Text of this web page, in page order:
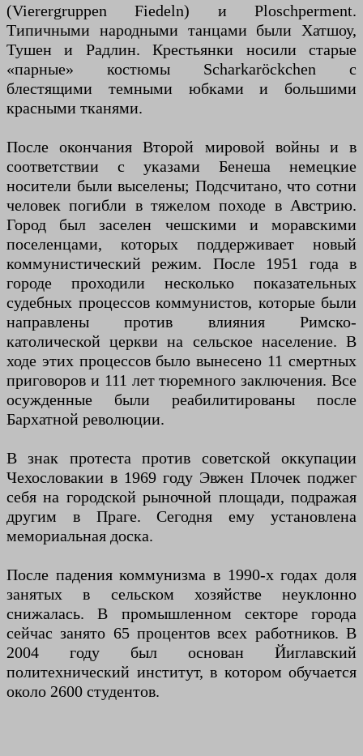
(Vierergruppen Fiedeln) и Ploschperment.
Типичными народными танцами были Хатшоу,
Тушен и Радлин. Крестьянки носили старые
«парные» костюмы Scharkaröckchen с
блестящими темными юбками и большими
красными тканями.
После окончания Второй мировой войны и в
соответствии с указами Бенеша немецкие
носители были выселены; Подсчитано, что сотни
человек погибли в тяжелом походе в Австрию.
Город был заселен чешскими и моравскими
поселенцами, которых поддерживает новый
коммунистический режим. После 1951 года в
городе проходили несколько показательных
судебных процессов коммунистов, которые были
направлены против влияния Римско-
католической церкви на сельское население. В
ходе этих процессов было вынесено 11 смертных
приговоров и 111 лет тюремного заключения. Все
осужденные были реабилитированы после
Бархатной революции.
В знак протеста против советской оккупации
Чехословакии в 1969 году Эвжен Плочек поджег
себя на городской рыночной площади, подражая
другим в Праге. Сегодня ему установлена ​​
мемориальная доска.
После падения коммунизма в 1990-х годах доля
занятых в сельском хозяйстве неуклонно
снижалась. В промышленном секторе города
сейчас занято 65 процентов всех работников. В
2004 году был основан Йиглавский
политехнический институт, в котором обучается
около 2600 студентов.